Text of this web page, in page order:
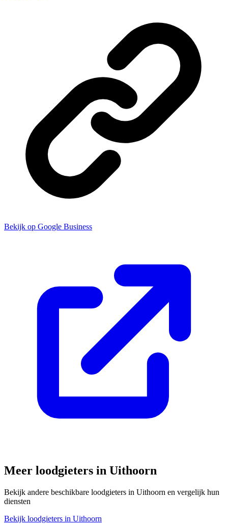
Bekijk op Google Business
Meer loodgieters in Uithoorn
Bekijk andere beschikbare loodgieters in Uithoorn en vergelijk hun
diensten
Bekijk loodgieters in Uithoorn